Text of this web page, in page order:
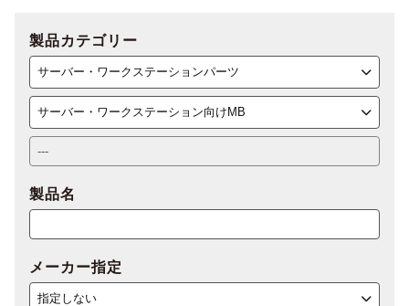
製品カテゴリー
製品名
メーカー指定